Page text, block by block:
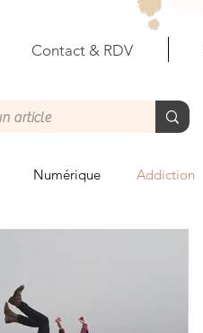
Contact & RDV
Numérique Addiction